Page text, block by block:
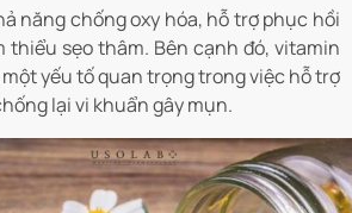
năng chống oxy hóa, hỗ trợ phục hồi
thiểu sẹo thâm. Bên cạnh đó, vitamin
yếu tố quan trọng trong việc hỗ trợ
lại vi khuẩn gây mụn.